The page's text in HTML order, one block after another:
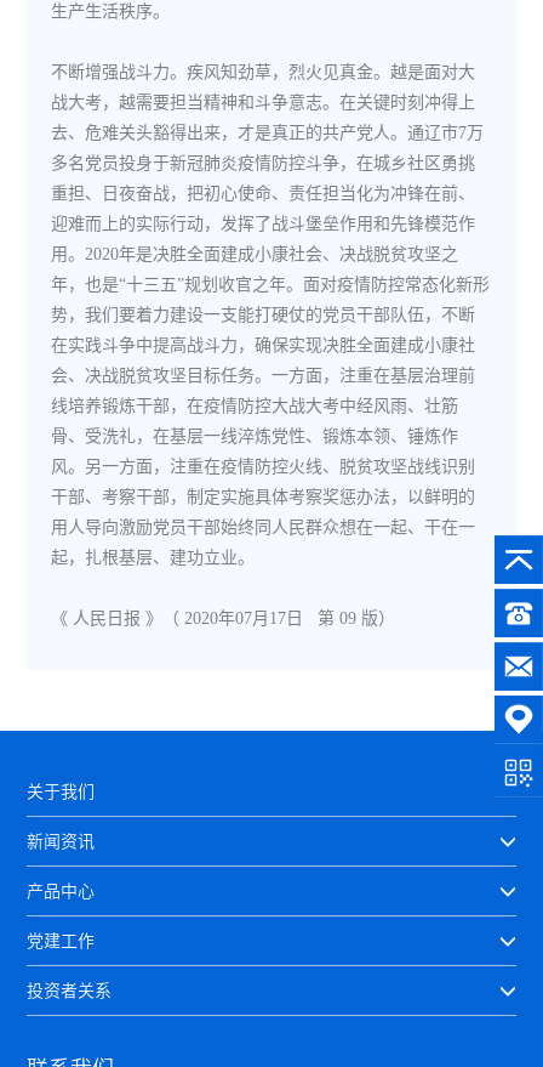
生产生活秩序。
不断增强战斗力。疾风知劲草，烈火见真金。越是面对大
战大考，越需要担当精神和斗争意志。在关键时刻冲得上
去、危难关头豁得出来，才是真正的共产党人。通辽市7万
多名党员投身于新冠肺炎疫情防控斗争，在城乡社区勇挑
重担、日夜奋战，把初心使命、责任担当化为冲锋在前、
迎难而上的实际行动，发挥了战斗堡垒作用和先锋模范作
用。2020年是决胜全面建成小康社会、决战脱贫攻坚之
年，也是“十三五”规划收官之年。面对疫情防控常态化新形
势，我们要着力建设一支能打硬仗的党员干部队伍，不断
在实践斗争中提高战斗力，确保实现决胜全面建成小康社
会、决战脱贫攻坚目标任务。一方面，注重在基层治理前
线培养锻炼干部，在疫情防控大战大考中经风雨、壮筋
骨、受洗礼，在基层一线淬炼党性、锻炼本领、锤炼作
风。另一方面，注重在疫情防控火线、脱贫攻坚战线识别
干部、考察干部，制定实施具体考察奖惩办法，以鲜明的
用人导向激励党员干部始终同人民群众想在一起、干在一
起，扎根基层、建功立业。
《 人民日报 》（ 2020年07月17日 第 09 版）
关于我们
新闻资讯
产品中心
党建工作
投资者关系